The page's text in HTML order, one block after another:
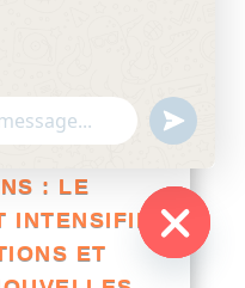
POST-
: LE
INTENSIFIE
ET
undefined